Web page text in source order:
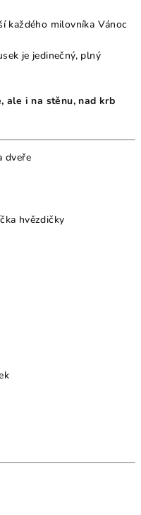
každého milovníka Vánoc
je jedinečný, plný
ale i na stěnu, nad krb
dveře
hvězdičky